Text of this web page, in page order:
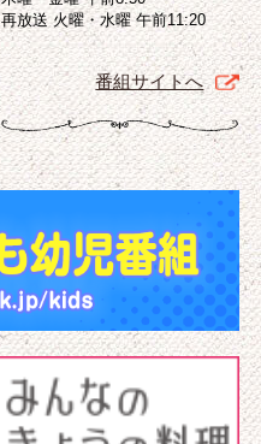
再放送 火曜・水曜 午前11:20
番組サイトへ